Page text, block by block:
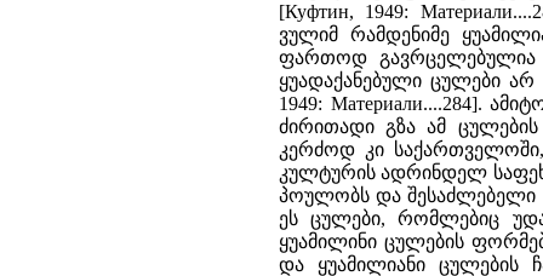
[Куфтин, 1949:
ვულიმ რამდენიმე
ფართოდ გავრცელებულია
ყუადაქანებული ცულები არ
1949: Материали....284].
ძირითადი გზა ამ ცულების
კერძოდ კი
კულტურის ადრინდელ
პოულობს და შესაძლებელი
ეს ცულები, რომლებიც
ყუამილინი ცულების
და ყუამილიანი ცულების